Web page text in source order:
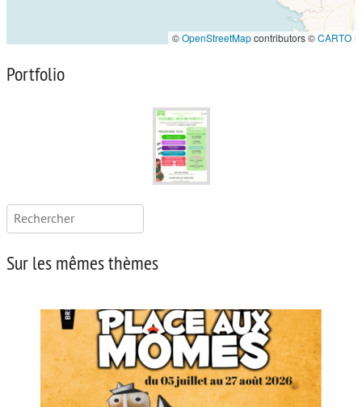
©OpenStreetMapcontributors ©CARTO
Portfolio
Rechercher :
Sur les mêmes thèmes